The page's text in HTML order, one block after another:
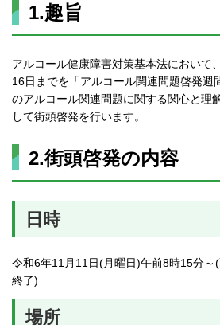
1.趣旨
アルコール健康障害対策基本法において
16日までを「アルコール関連問題啓発週
のアルコール関連問題に関する関心と理
して街頭啓発を行います。
2.街頭啓発の内容
日時
令和6年11月11日(月曜日)午前8時15分～(
終了)
場所